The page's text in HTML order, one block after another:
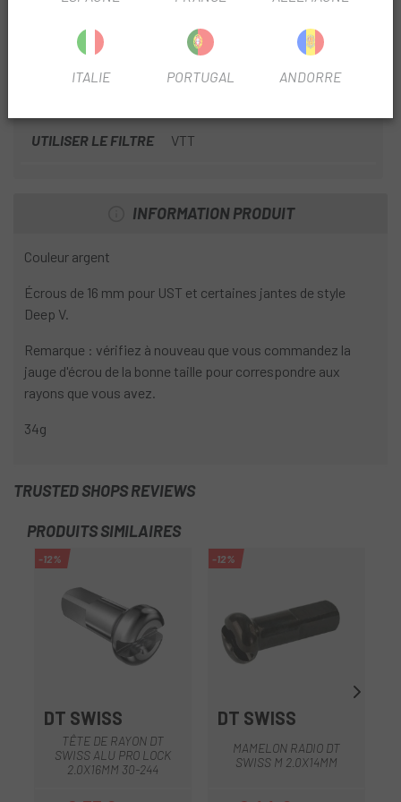
FICHE PRODUIT
UTILISER LE FILTRE VTT
INFORMATION PRODUIT
Couleur argent
Écrous de 16 mm pour UST et certaines jantes de style
Deep V.
Remarque : vérifiez à nouveau que vous commandez la
jauge d'écrou de la bonne taille pour correspondre aux
rayons que vous avez.
34g
TRUSTED SHOPS REVIEWS
PRODUITS SIMILAIRES
-12%
DT SWISS
TÊTE DE RAYON DT
SWISS ALU PRO LOCK
2.0X16MM 30-244
-12%
DT SWISS
MAMELON RADIO DT
SWISS M 2.0X14MM
ITALIE PORTUGAL ANDORRE